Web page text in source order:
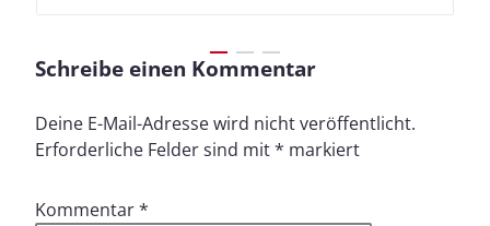
Schreibe einen Kommentar
Deine E-Mail-Adresse wird nicht veröffentlicht.
Erforderliche Felder sind mit* markiert
Kommentar*